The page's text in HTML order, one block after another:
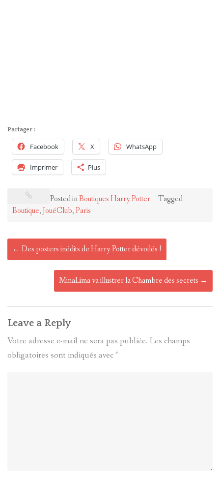
Partager :
Facebook X WhatsApp
Imprimer Plus
Posted inBoutiques Harry Potter
Tagged
Boutique,JouéClub,Paris
Post
navigation
← Des posters inédits de Harry Potter dévoilés !
MinaLima va illustrer la Chambre des secrets →
Leave a Reply
Votre adresse e-mail ne sera pas publiée. Les champs
obligatoires sont indiqués avec*